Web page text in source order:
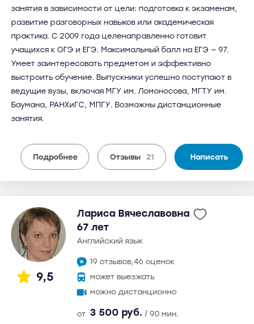
занятия в зависимости от цели: подготовка к экзаменам,
развитие разговорных навыков или академическая
практика. С 2009 года целенаправленно готовит
учащихся к ОГЭ и ЕГЭ. Максимальный балл на ЕГЭ — 97.
Умеет заинтересовать предметом и эффективно
выстроить обучение. Выпускники успешно поступают в
ведущие вузы, включая МГУ им. Ломоносова, МГТУ им.
Баумана, РАНХиГС, МПГУ. Возможны дистанционные
занятия.
Подробнее Отзывы 21 Написать
9,5
Лариса Вячеславовна
67 лет
английский язык
19 отзывов,46 оценок
может выезжать
можно дистанционно
от 3 500 руб. / 90 мин.